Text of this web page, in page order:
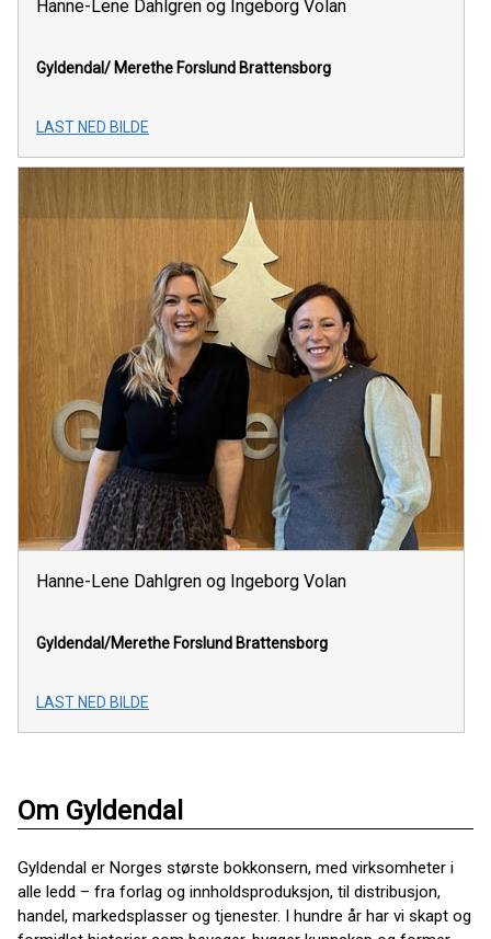
Hanne-Lene Dahlgren og Ingeborg Volan
Gyldendal/ Merethe Forslund Brattensborg
LAST NED BILDE
Hanne-Lene Dahlgren og Ingeborg Volan
Gyldendal/Merethe Forslund Brattensborg
LAST NED BILDE
Om Gyldendal
Gyldendal er Norges største bokkonsern, med virksomheter i
alle ledd – fra forlag og innholdsproduksjon, til distribusjon,
handel, markedsplasser og tjenester. I hundre år har vi skapt og